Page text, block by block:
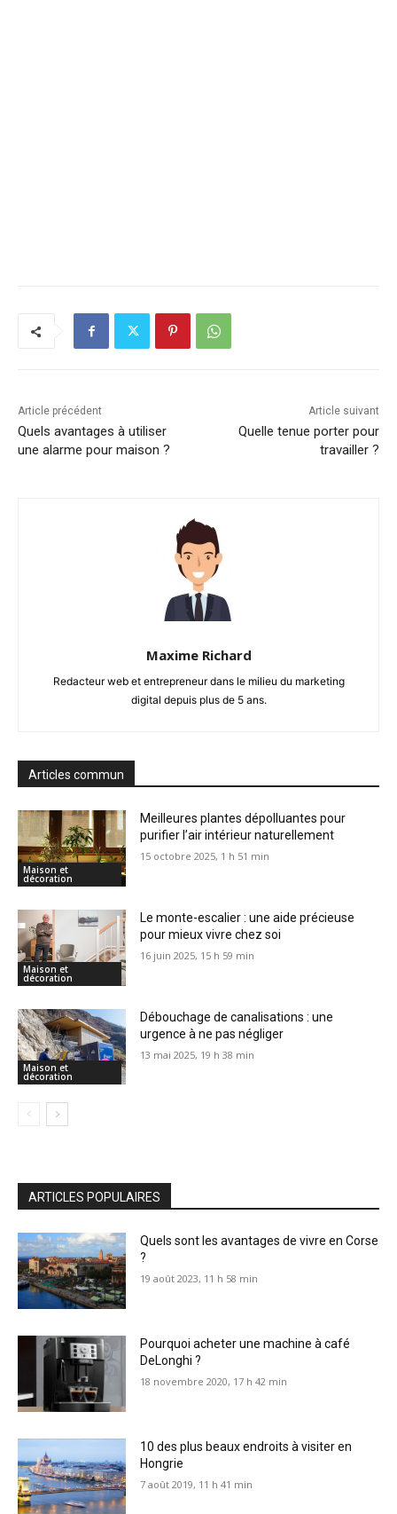
Article précédent
Quels avantages à utiliser
une alarme pour maison ?
Article suivant
Quelle tenue porter pour
travailler ?
Maxime Richard
Redacteur web et entrepreneur dans le milieu du marketing
digital depuis plus de 5 ans.
Articles commun
Maison et
décoration
Meilleures plantes dépolluantes pour
purifier l’air intérieur naturellement
15 octobre 2025, 1 h 51 min
Maison et
décoration
Le monte-escalier : une aide précieuse
pour mieux vivre chez soi
16 juin 2025, 15 h 59 min
Maison et
décoration
Débouchage de canalisations : une
urgence à ne pas négliger
13 mai 2025, 19 h 38 min
ARTICLES POPULAIRES
Quels sont les avantages de vivre en Corse
?
19 août 2023, 11 h 58 min
Pourquoi acheter une machine à café
DeLonghi ?
18 novembre 2020, 17 h 42 min
10 des plus beaux endroits à visiter en
Hongrie
7 août 2019, 11 h 41 min